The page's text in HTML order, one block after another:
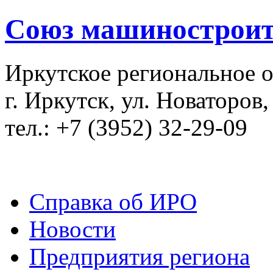
Союз
Иркутское региональное
г. Иркутск, ул.
тел.: +7 (3952) 32-29-09
Справка об ИРО
Новости
Предприятия региона